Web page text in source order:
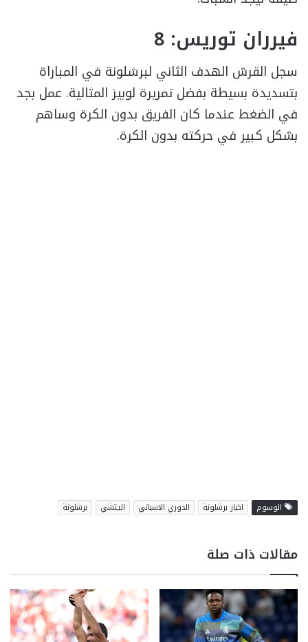
فيرران توريس: 8
سجل القرش الهدف الثاني لبرشلونة في المباراة
بتسديدة بسيطة بفضل تمريرة لوبيز المثالية. عمل بجد
في الضغط عندما كان الفريق بدون الكرة وساهم
بشكل كبير في حركته بدون الكرة.
الوسوم اخبار برشلونة الدوري الاسباني اليتشي برشلونة
مقالات ذات صلة